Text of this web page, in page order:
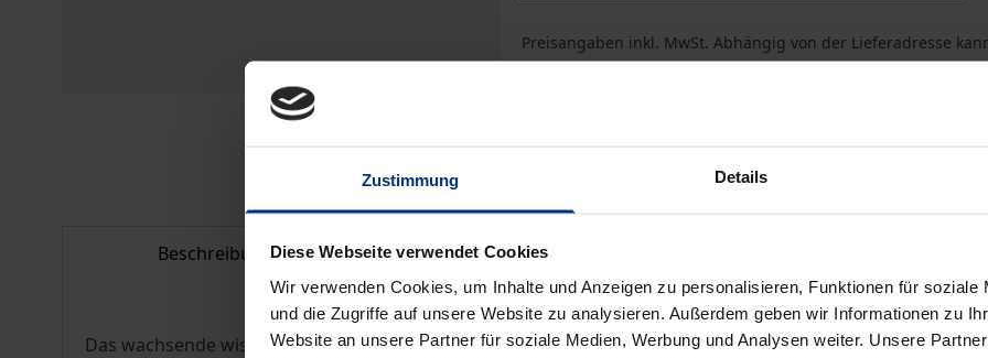
Zustimmung Details
Diese Webseite verwendet Cookies
Wir verwenden Cookies, um Inhalte und Anzeigen zu personalisieren, Funktionen für soziale
und die Zugriffe auf unsere Website zu analysieren. Außerdem geben wir Informationen zu
Website an unsere Partner für soziale Medien, Werbung und Analysen weiter. Unsere
Preisangaben inkl. MwSt. Abhängig von der Lieferadresse
Beschreibung Bibliografische Angaben
Das wachsende wissenschaftliche Interesse an Tieren, ihren Fähigkeiten und Interaktionen mit den